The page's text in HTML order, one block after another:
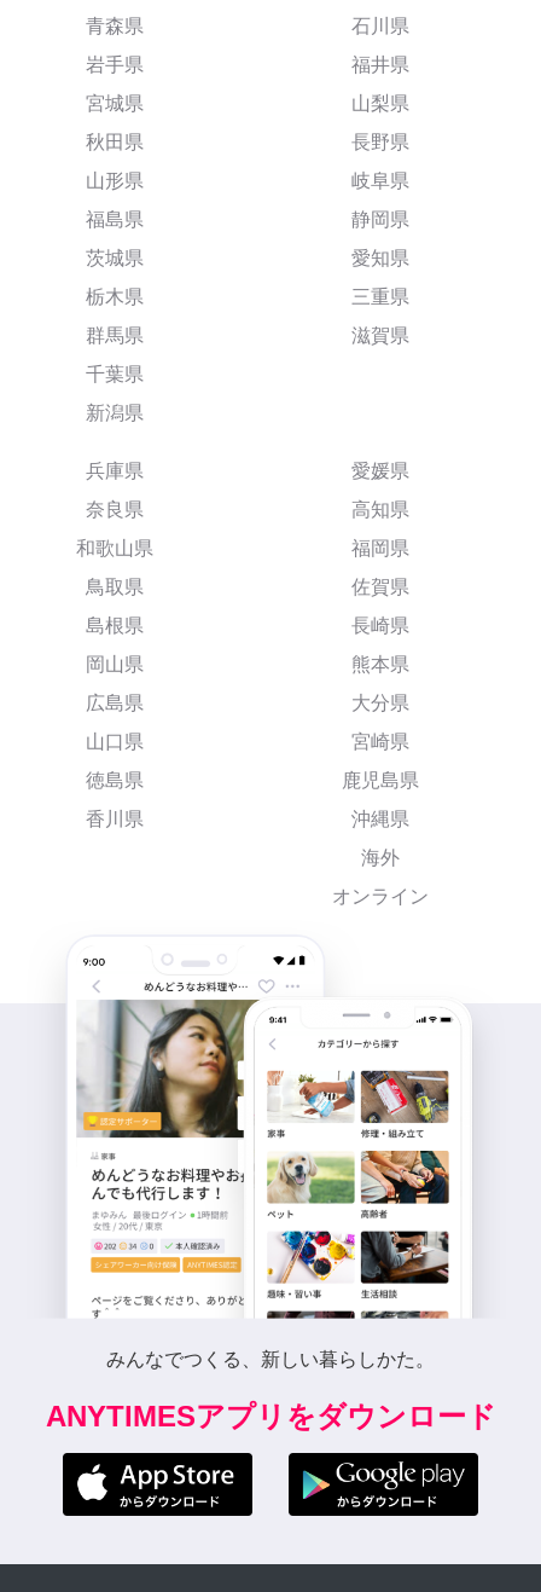
青森県
岩手県
宮城県
秋田県
山形県
福島県
茨城県
栃木県
群馬県
千葉県
新潟県
石川県
福井県
山梨県
長野県
岐阜県
静岡県
愛知県
三重県
滋賀県
兵庫県
奈良県
和歌山県
鳥取県
島根県
岡山県
広島県
山口県
徳島県
香川県
愛媛県
高知県
福岡県
佐賀県
長崎県
熊本県
大分県
宮崎県
鹿児島県
沖縄県
海外
オンライン
みんなでつくる、新しい暮らしかた。
ANYTIMESアプリをダウンロード